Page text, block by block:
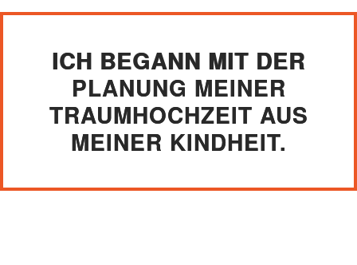
ICH BEGANN MIT DER
PLANUNG MEINER
TRAUMHOCHZEIT AUS
MEINER KINDHEIT.